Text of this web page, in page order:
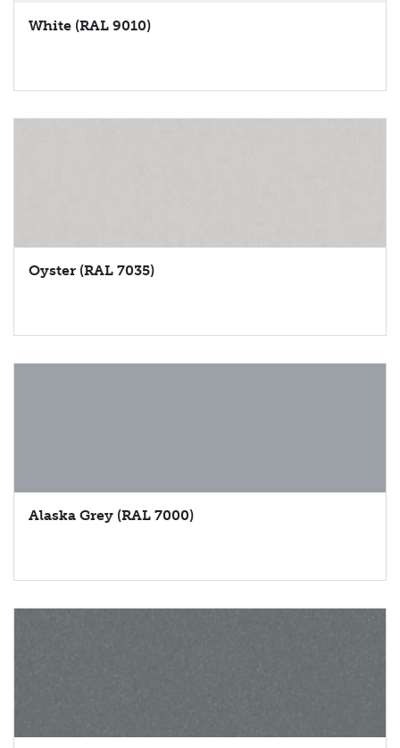
White (RAL 9010)
Oyster (RAL 7035)
Alaska Grey (RAL 7000)